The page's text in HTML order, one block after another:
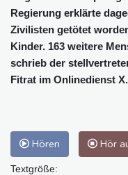
Regierung erklärte
Zivilisten getötet
Kinder. 163 weitere
schrieb der
Fitrat im Onlinedienst X.
Hören Hör
Textgröße: